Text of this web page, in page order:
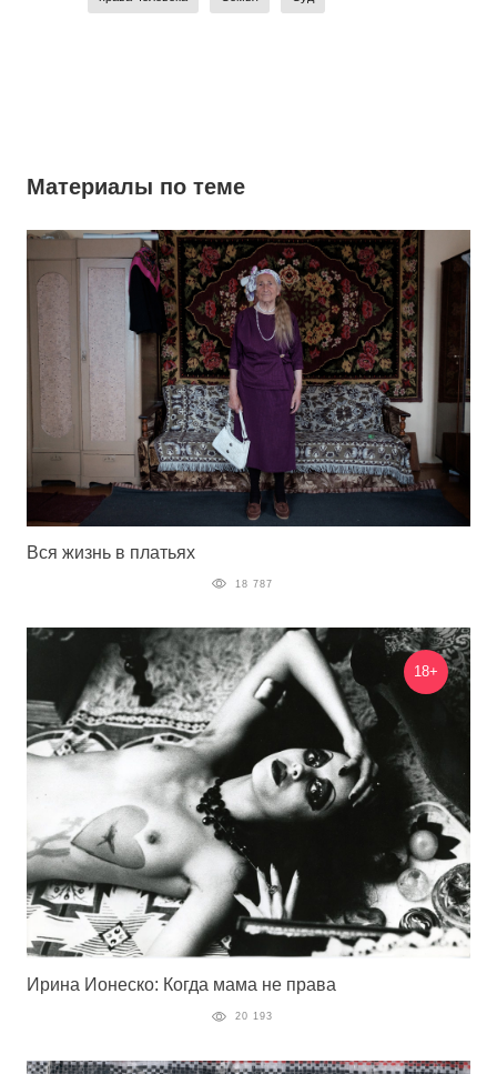
Материалы по теме
Вся жизнь в платьях
18 787
18+
Ирина Ионеско: Когда мама не права
20 193